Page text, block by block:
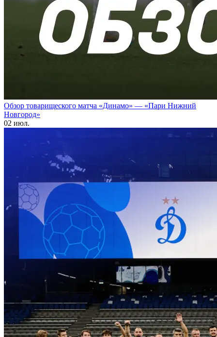
Обзор товарищеского матча «Динамо» — «Пари Нижний
Новгород»
02 июл.